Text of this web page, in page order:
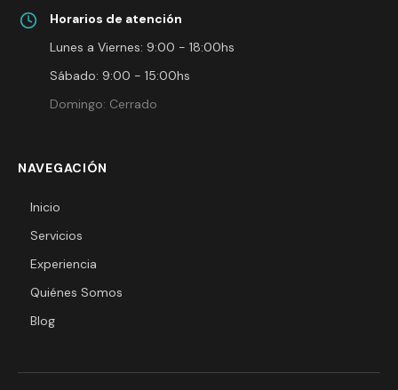
Horarios de atención
Lunes a Viernes: 9:00 - 18:00hs
Sábado: 9:00 - 15:00hs
Domingo: Cerrado
NAVEGACIÓN
Inicio
Servicios
Experiencia
Quiénes Somos
Blog